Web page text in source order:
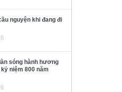
nguyện khi đang đi
sóng hành hương
niệm 800 năm